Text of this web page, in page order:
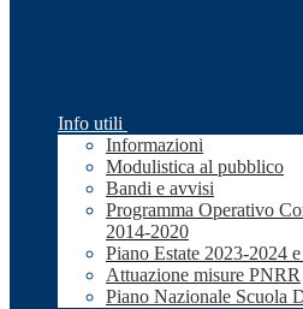
Info utili
Informazioni
Modulistica al pubblico
Bandi e avvisi
Programma Operativo
2014-2020
Piano Estate 2023-2024
Attuazione misure PNRR
Piano Nazionale Scuola